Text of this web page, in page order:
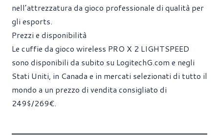
nell’attrezzatura da gioco professionale di qualità per
gli esports.
Prezzi e disponibilità
Le cuffie da gioco wireless PRO X 2 LIGHTSPEED
sono disponibili da subito su LogitechG.com e negli
Stati Uniti, in Canada e in mercati selezionati di tutto il
mondo a un prezzo di vendita consigliato di
249$/269€.